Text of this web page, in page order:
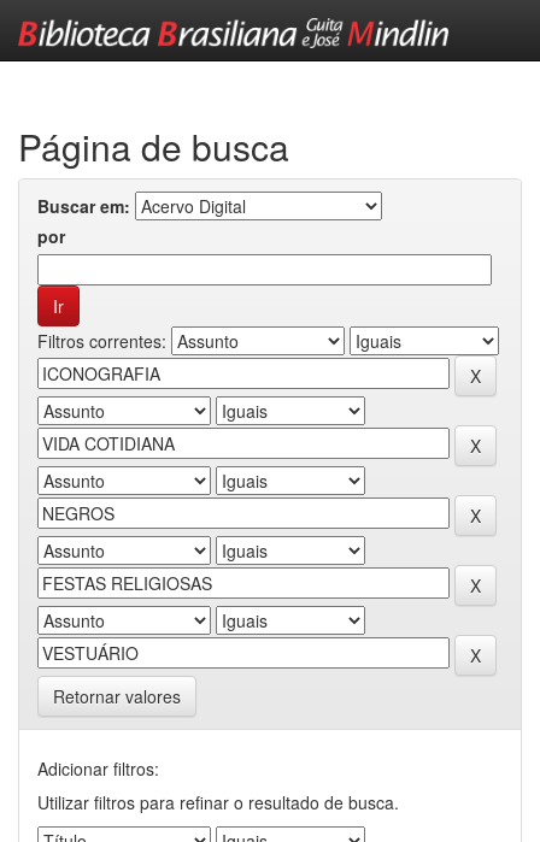
Página de busca
Buscar em:
por
Filtros correntes:
Retornar valores
Adicionar filtros:
Utilizar filtros para refinar o resultado de busca.